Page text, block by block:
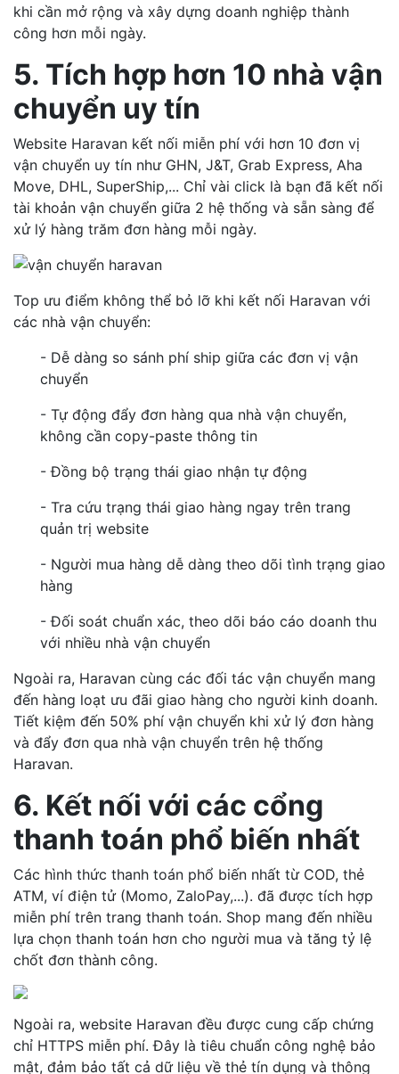
khi cần mở rộng và xây dựng doanh nghiệp thành
công hơn mỗi ngày.
5. Tích hợp hơn 10 nhà vận
chuyển uy tín
Website Haravan kết nối miễn phí với hơn 10 đơn vị
vận chuyển uy tín như GHN, J&T, Grab Express, Aha
Move, DHL, SuperShip,... Chỉ vài click là bạn đã kết nối
tài khoản vận chuyển giữa 2 hệ thống và sẵn sàng để
xử lý hàng trăm đơn hàng mỗi ngày.
Top ưu điểm không thể bỏ lỡ khi kết nối Haravan với
các nhà vận chuyển:
- Dễ dàng so sánh phí ship giữa các đơn vị vận
chuyển
- Tự động đẩy đơn hàng qua nhà vận chuyển,
không cần copy-paste thông tin
- Đồng bộ trạng thái giao nhận tự động
- Tra cứu trạng thái giao hàng ngay trên trang
quản trị website
- Người mua hàng dễ dàng theo dõi tình trạng giao
hàng
- Đối soát chuẩn xác, theo dõi báo cáo doanh thu
với nhiều nhà vận chuyển
Ngoài ra, Haravan cùng các đối tác vận chuyển mang
đến hàng loạt ưu đãi giao hàng cho người kinh doanh.
Tiết kiệm đến 50% phí vận chuyển khi xử lý đơn hàng
và đẩy đơn qua nhà vận chuyển trên hệ thống
Haravan.
6. Kết nối với các cổng
thanh toán phổ biến nhất
Các hình thức thanh toán phổ biến nhất từ COD, thẻ
ATM, ví điện tử (Momo, ZaloPay,...). đã được tích hợp
miễn phí trên trang thanh toán. Shop mang đến nhiều
lựa chọn thanh toán hơn cho người mua và tăng tỷ lệ
chốt đơn thành công.
Ngoài ra, website Haravan đều được cung cấp chứng
chỉ HTTPS miễn phí. Đây là tiêu chuẩn công nghệ bảo
mật, đảm bảo tất cả dữ liệu về thẻ tín dụng và thông